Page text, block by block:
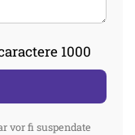
1000
vor fi suspendate